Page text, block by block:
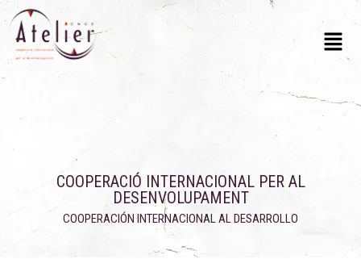
COOPERACIÓ INTERNACIONAL PER AL
DESENVOLUPAMENT
COOPERACIÓN INTERNACIONAL AL DESARROLLO